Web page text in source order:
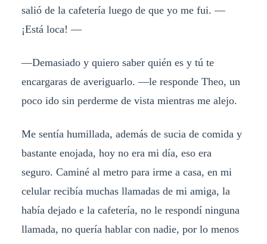
salió de la cafetería luego de que yo me fui. —
¡Está loca! —
—Demasiado y quiero saber quién es y tú te
encargaras de averiguarlo. —le responde Theo, un
poco ido sin perderme de vista mientras me alejo.
Me sentía humillada, además de sucia de comida y
bastante enojada, hoy no era mi día, eso era
seguro. Caminé al metro para irme a casa, en mi
celular recibía muchas llamadas de mi amiga, la
había dejado e la cafetería, no le respondí ninguna
llamada, no quería hablar con nadie, por lo menos